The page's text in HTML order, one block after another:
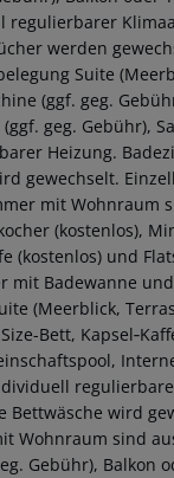
regulierbarer
werden
Suite
(ggf. geg.
geg. Gebühr),
Heizung.
gewechselt.
mit Wohnraum
(kostenlos),
(kostenlos) und
Badewanne
(Meerblick,
Bett,
Bettwäsche wird
Wohnraum sind
Gebühr), Balkon